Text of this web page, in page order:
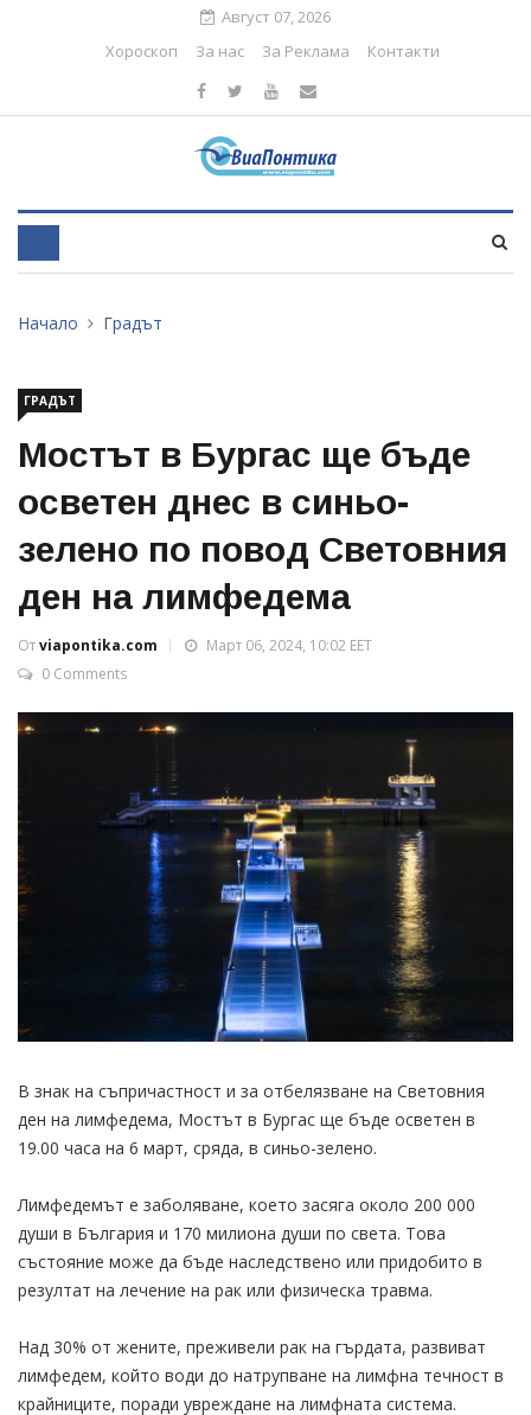
Август 07, 2026
Хороскоп
За нас За Реклама Контакти
Начало Градът
ГРАДЪТ
Мостът в Бургас ще бъде
осветен днес в синьо-
зелено по повод Световния
ден на лимфедема
Отviapontika.com
Март 06, 2024, 10:02 EET
0 Comments
В знак на съпричастност и за отбелязване на Световния
ден на лимфедема, Мостът в Бургас ще бъде осветен в
19.00 часа на 6 март, сряда, в синьо-зелено.
Лимфедемът е заболяване, което засяга около 200 000
души в България и 170 милиона души по света. Това
състояние може да бъде наследствено или придобито в
резултат на лечение на рак или физическа травма.
Над 30% от жените, преживели рак на гърдата, развиват
лимфедем, който води до натрупване на лимфна течност в
крайниците, поради увреждане на лимфната система.